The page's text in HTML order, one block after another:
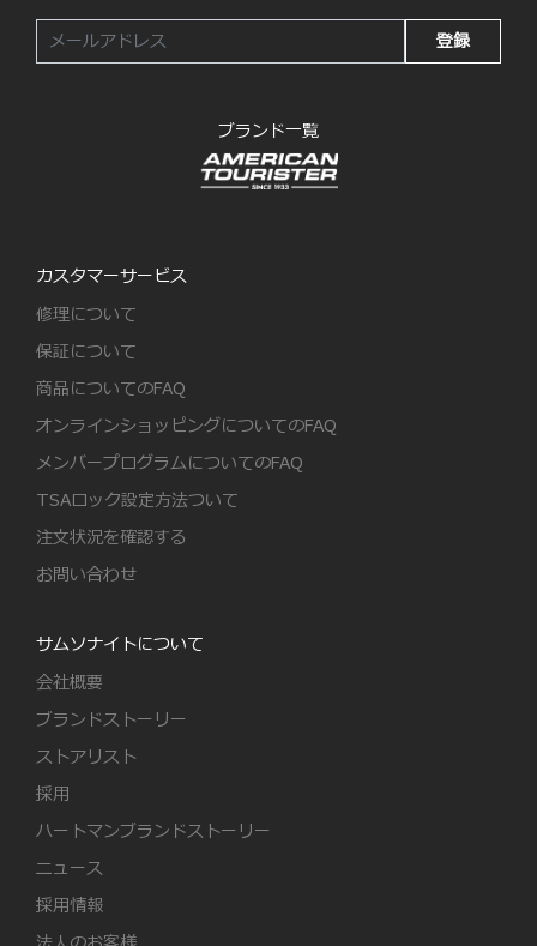
登録
ブランド一覧
カスタマーサービス
修理について
保証について
商品についてのFAQ
オンラインショッピングについてのFAQ
メンバープログラムについてのFAQ
TSAロック設定方法ついて
注文状況を確認する
お問い合わせ
サムソナイトについて
会社概要
ブランドストーリー
ストアリスト
採用
ハートマンブランドストーリー
ニュース
採用情報